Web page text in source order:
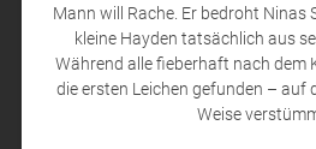
Mann will Rache. Er bedroht Ninas
kleine Hayden tatsächlich aus
Während alle fieberhaft nach dem
die ersten Leichen gefunden – auf
Weise